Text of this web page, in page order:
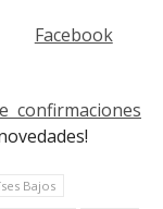
Facebook
confirmaciones
Bajos